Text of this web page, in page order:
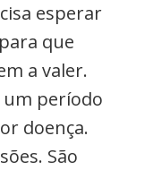
esperar
que
a valer.
um período
doença.
São